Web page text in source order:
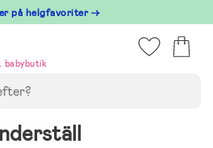
på helgfavoriter →
babybutik